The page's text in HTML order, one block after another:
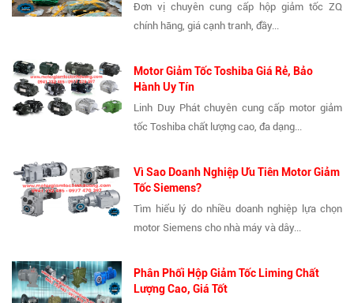
Đơn vị chuyên cung cấp hộp giảm tốc ZQ
chính hãng, giá cạnh tranh, đầy...
Motor Giảm Tốc Toshiba Giá Rẻ, Bảo
Hành Uy Tín
Linh Duy Phát chuyên cung cấp motor giảm
tốc Toshiba chất lượng cao, đa dạng...
Vì Sao Doanh Nghiệp Ưu Tiên Motor Giảm
Tốc Siemens?
Tìm hiểu lý do nhiều doanh nghiệp lựa chọn
motor Siemens cho nhà máy và dây...
Phân Phối Hộp Giảm Tốc Liming Chất
Lượng Cao, Giá Tốt